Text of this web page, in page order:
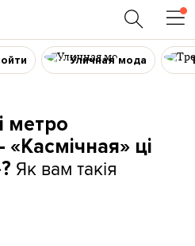
Уличная мода
метро
ці
Як вам такія